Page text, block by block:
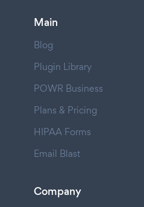
Main
Blog
Plugin Library
POWR Business
Plans & Pricing
HIPAA Forms
Email Blast
Company